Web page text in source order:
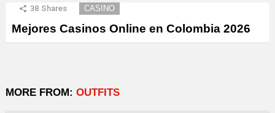
38 Shares CASINO
Mejores Casinos Online en Colombia 2026
MORE FROM: OUTFITS